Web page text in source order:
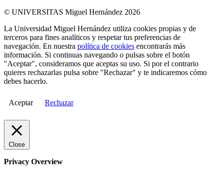
© UNIVERSITAS Miguel Hernández 2026
La Universidad Miguel Hernández utiliza cookies propias y de
terceros para fines analíticos y respetar tus preferencias de
navegación. En nuestra política de cookies encontrarás más
información. Si continuas navegando o pulsas sobre el botón
"Aceptar", consideramos que aceptas su uso. Si por el contrario
quieres rechazarlas pulsa sobre "Rechazar" y te indicaremos cómo
debes hacerlo.
Aceptar Rechazar
Close
Privacy Overview